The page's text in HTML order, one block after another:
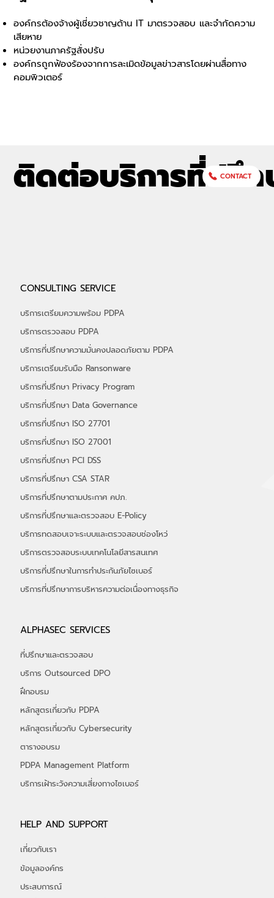
องค์กรต้องจ้างผู้เชี่ยวชาญด้าน IT มาตรวจสอบ และจำกัดความ
เสียหาย
หน่วยงานภาครัฐสั่งปรับ
องค์กรถูกฟ้องร้องจากการละเมิดข้อมูลข่าวสารโดยผ่านสื่อทาง
คอมพิวเตอร์
ติดต่อบริการที่ปรึก
CONTACT
CONSULTING SERVICE
บริการเตรียมความพร้อม PDPA
บริการตรวจสอบ PDPA
บริการที่ปรึกษาความมั่นคงปลอดภัยตาม PDPA
บริการเตรียมรับมือ Ransonware
บริการที่ปรึกษา Privacy Program
บริการที่ปรึกษา Data Governance
บริการที่ปรึกษา ISO 27701
บริการที่ปรึกษา ISO 27001
บริการที่ปรึกษา PCI DSS
บริการที่ปรึกษา CSA STAR
บริการที่ปรึกษาตามประกาศ คปภ.
บริการที่ปรึกษาและตรวจสอบ E-Policy
บริการทดสอบเจาะระบบและตรวจสอบช่องโหว่
บริการตรวจสอบระบบเทคโนโลยีสารสนเทศ
บริการที่ปรึกษาในการทำประกันภัยไซเบอร์
​บริการที่ปรึกษาการบริหารความต่อเนื่องทางธุรกิจ
ALPHASEC SERVICES
ที่ปรึกษาและตรวจสอบ
บริการ Outsourced DPO
ฝึกอบรม
หลักสูตรเกี่ยวกับ PDPA
หลักสูตรเกี่ยวกับ Cybersecurity
ตารางอบรม
PDPA Management Platform
บริการเฝ้าระวังความเสี่ยงทางไซเบอร์
HELP AND SUPPORT
เกี่ยวกับเรา
ข้อมูลองค์กร
ประสบการณ์